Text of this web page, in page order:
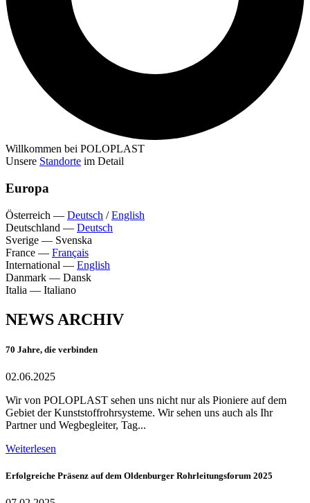
Willkommen bei POLOPLAST
Unsere Standorte im Detail
Europa
Österreich — Deutsch /English
Deutschland — Deutsch
Sverige — Svenska
France — Français
International — English
Danmark — Dansk
Italia — Italiano
NEWS ARCHIV
70 Jahre, die verbinden
02.06.2025
Wir von POLOPLAST sehen uns nicht nur als Pioniere auf dem
Gebiet der Kunststoffrohrsysteme. Wir sehen uns auch als Ihr
Partner und Wegbegleiter, Tag...
Weiterlesen
Erfolgreiche Präsenz auf dem Oldenburger Rohrleitungsforum 2025